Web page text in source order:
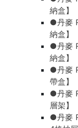
納盒】
●丹麥
納盒】
●丹麥
納盒】
●丹麥
帶盒】
●丹麥
層架】
●丹麥